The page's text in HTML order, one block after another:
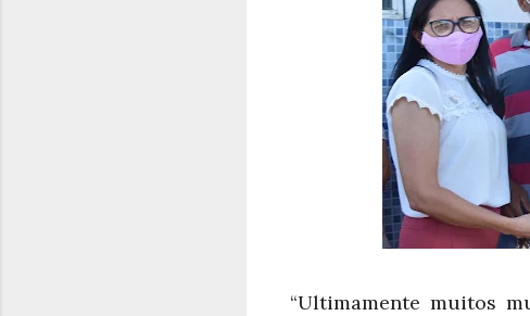
“Ultimamente muitos